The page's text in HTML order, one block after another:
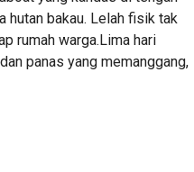
hutan bakau. Lelah fisik tak
rumah warga.Lima hari
panas yang memanggang,